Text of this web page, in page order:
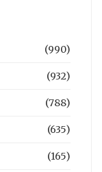
(990)
(932)
(788)
(635)
(165)